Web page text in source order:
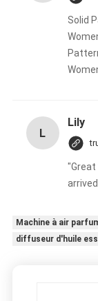
Solid
L
Lily
"Great
Machine à air
diffuseur d'huile